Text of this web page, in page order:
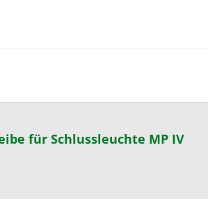
für Schlussleuchte MP IV